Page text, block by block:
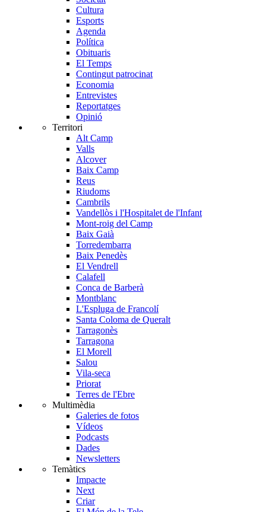
Cultura
Esports
Agenda
Política
Obituaris
El Temps
Contingut patrocinat
Economia
Entrevistes
Reportatges
Opinió
Territori
Alt Camp
Valls
Alcover
Baix Camp
Reus
Riudoms
Cambrils
Vandellòs i l'Hospitalet de l'Infant
Mont-roig del Camp
Baix Gaià
Torredembarra
Baix Penedès
El Vendrell
Calafell
Conca de Barberà
Montblanc
L'Espluga de Francolí
Santa Coloma de Queralt
Tarragonès
Tarragona
El Morell
Salou
Vila-seca
Priorat
Terres de l'Ebre
Multimèdia
Galeries de fotos
Vídeos
Podcasts
Dades
Newsletters
Temàtics
Impacte
Next
Criar